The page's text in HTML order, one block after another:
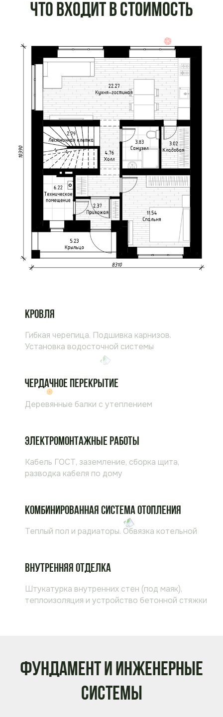
Что входит в стоимость
Кровля
Гибкая черепица. Подшивка карнизов.
Установка водосточной системы
Чердачное перекрытие
Деревянные балки c утеплением
Электромонтажные работы
Кабель ГОСТ, заземление, сборка щита,
разводка кабеля по дому
Комбинированная система отопления
Теплый пол и радиаторы. Обвязка котельной
Внутренняя отделка
Штукатурка внутренних стен (под маяк),
теплоизоляция и устройство бетонной стяжки
Фундамент и инженерные
системы